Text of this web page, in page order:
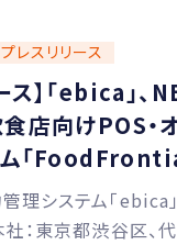
プレスリリース
ス】「ebica」、
店向けPOS・
ム「
理システム「ebica
社：東京都渋谷区、